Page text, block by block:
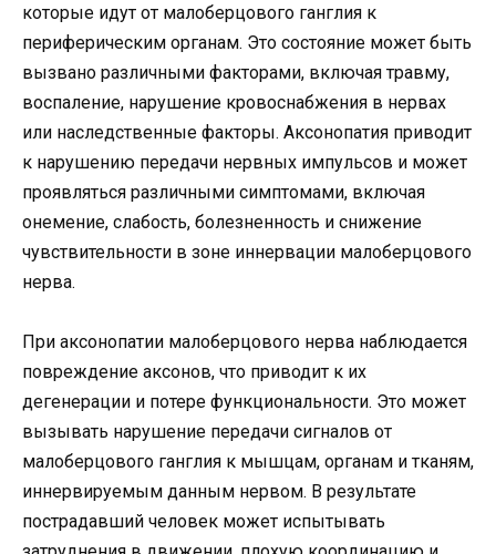
которые идут от малоберцового ганглия к
периферическим органам. Это состояние может быть
вызвано различными факторами, включая травму,
воспаление, нарушение кровоснабжения в нервах
или наследственные факторы. Аксонопатия приводит
к нарушению передачи нервных импульсов и может
проявляться различными симптомами, включая
онемение, слабость, болезненность и снижение
чувствительности в зоне иннервации малоберцового
нерва.
При аксонопатии малоберцового нерва наблюдается
повреждение аксонов, что приводит к их
дегенерации и потере функциональности. Это может
вызывать нарушение передачи сигналов от
малоберцового ганглия к мышцам, органам и тканям,
иннервируемым данным нервом. В результате
пострадавший человек может испытывать